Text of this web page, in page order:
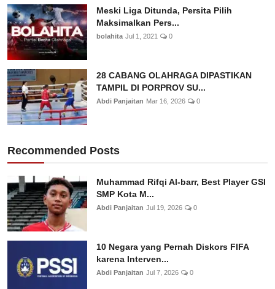
Meski Liga Ditunda, Persita Pilih
Maksimalkan Pers...
bolahita Jul 1, 2021 0
28 CABANG OLAHRAGA DIPASTIKAN
TAMPIL DI PORPROV SU...
Abdi Panjaitan Mar 16, 2026 0
Recommended Posts
Muhammad Rifqi Al-barr, Best Player GSI
SMP Kota M...
Abdi Panjaitan Jul 19, 2026 0
10 Negara yang Pernah Diskors FIFA
karena Interven...
Abdi Panjaitan Jul 7, 2026 0